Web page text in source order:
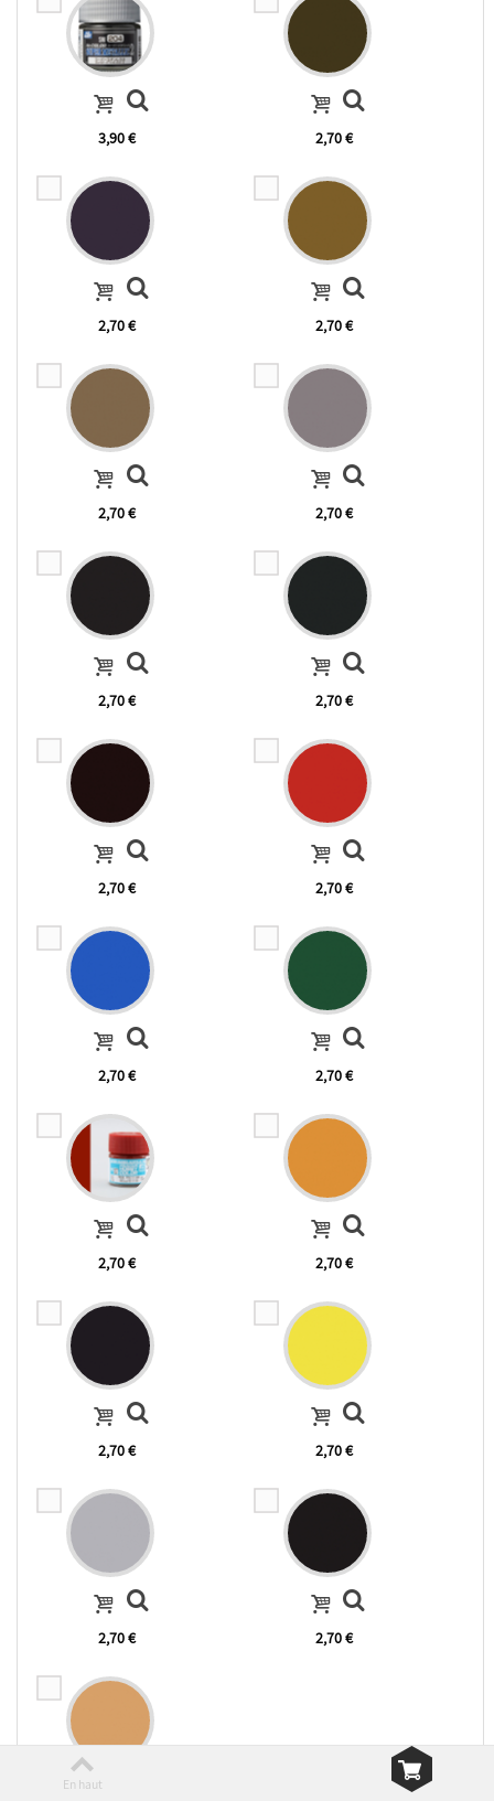
3,90 € 2,70 €
2,70 € 2,70 €
2,70 € 2,70 €
2,70 € 2,70 €
2,70 € 2,70 €
2,70 € 2,70 €
2,70 € 2,70 €
2,70 € 2,70 €
2,70 € 2,70 €
En haut